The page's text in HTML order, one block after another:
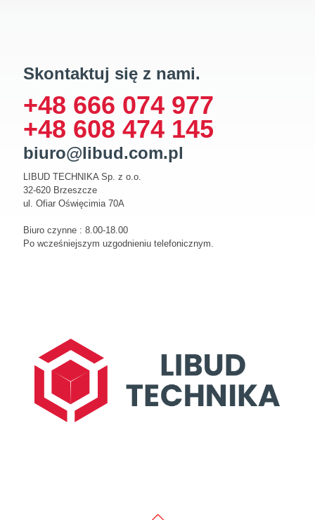
Skontaktuj się z nami.
+48 666 074 977
+48 608 474 145
biuro@libud.com.pl
LIBUD TECHNIKA Sp. z o.o.
32-620 Brzeszcze
ul. Ofiar Oświęcimia 70A
Biuro czynne : 8.00-18.00
Po wcześniejszym uzgodnieniu telefonicznym.